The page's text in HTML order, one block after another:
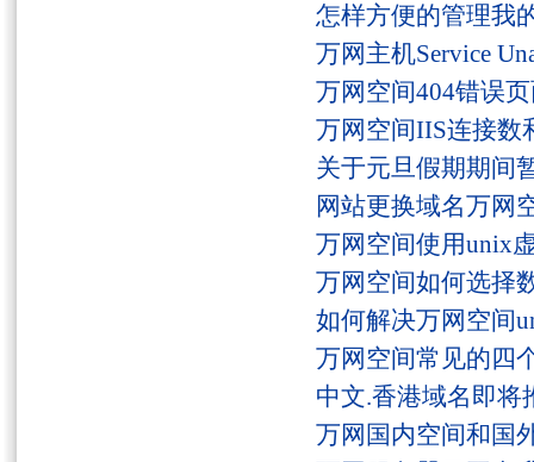
怎样方便的管理我
万网主机Service
万网空间404错误
万网空间IIS连接数
关于元旦假期期间
网站更换域名万网
万网空间使用unix
万网空间如何选择
如何解决万网空间
万网空间常见的四
中文.香港域名即将
万网国内空间和国